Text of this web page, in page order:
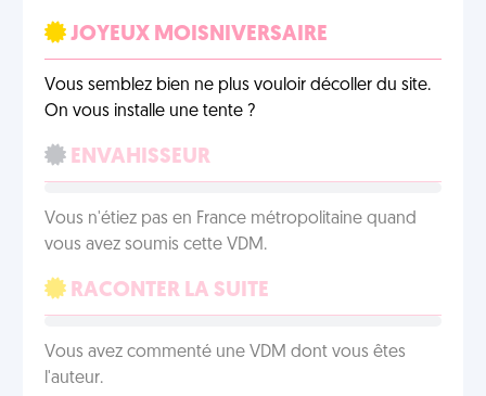
JOYEUX MOISNIVERSAIRE
Vous semblez bien ne plus vouloir décoller du site.
On vous installe une tente ?
ENVAHISSEUR
Vous n'étiez pas en France métropolitaine quand
vous avez soumis cette VDM.
RACONTER LA SUITE
Vous avez commenté une VDM dont vous êtes
l'auteur.